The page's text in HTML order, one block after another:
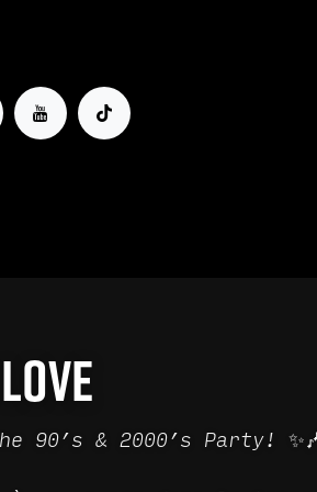
90’s & 2000’s Party!